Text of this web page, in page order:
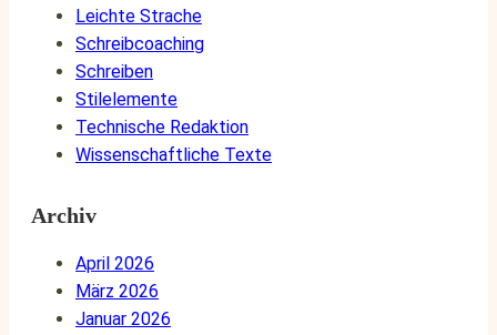
Leichte Strache
Schreibcoaching
Schreiben
Stilelemente
Technische Redaktion
Wissenschaftliche Texte
Archiv
April 2026
März 2026
Januar 2026